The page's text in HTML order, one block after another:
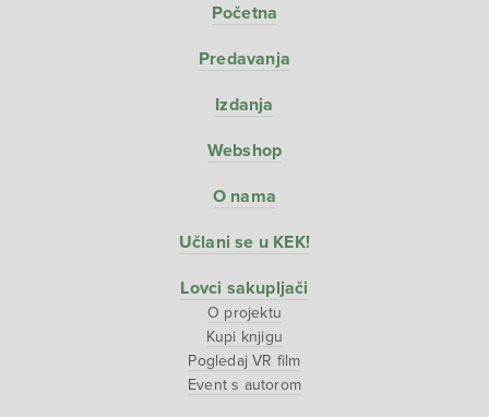
Početna
Predavanja
Izdanja
Webshop
O nama
Učlani se u KEK!
Lovci sakupljači
O projektu
Kupi knjigu
Pogledaj VR film
Event s autorom